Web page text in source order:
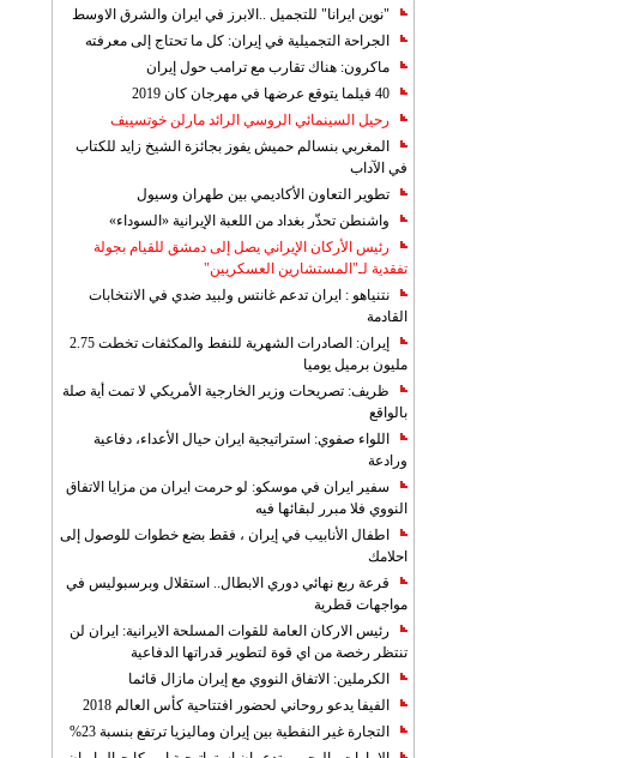
"نوين ايرانا" للتجميل ..الابرز في ايران والشرق الاوسط
الجراحة التجميلية في إيران: كل ما تحتاج إلى معرفته
ماكرون: هناك تقارب مع ترامب حول إيران
40 فيلما يتوقع عرضها في مهرجان كان 2019
رحيل السينمائي الروسي الرائد مارلن خوتسييف
المغربي بنسالم حميش يفوز بجائزة الشيخ زايد للكتاب
في الآداب
تطوير التعاون الأكاديمي بين طهران وسيول
واشنطن تحذّر بغداد من اللعبة الإيرانية «السوداء»
رئيس الأركان الإيراني يصل إلى دمشق للقيام بجولة
تفقدية لـ"المستشارين العسكريين"
نتنياهو : ايران تدعم غانتس ولبيد ضدي في الانتخابات
القادمة
إيران: الصادرات الشهریة للنفط والمكثفات تخطت 2.75
مليون برميل يوميا
ظريف: تصريحات وزير الخارجية الأمريكي لا تمت أية صلة
بالواقع
اللواء صفوي: استراتيجية ايران حيال الأعداء، دفاعية
ورادعة
سفير ايران في موسكو: لو حرمت ايران من مزايا الاتفاق
النووي فلا مبرر لبقائها فيه
اطفال الأنابيب في إيران ، فقط بضع خطوات للوصول إلى
احلامك
قرعة ربع نهائي دوري الابطال.. استقلال وبرسبوليس في
مواجهات قطرية
رئيس الاركان العامة للقوات المسلحة الايرانية: ايران لن
تنتظر رخصة من اي قوة لتطوير قدراتها الدفاعية
الكرملين: الاتفاق النووي مع إيران مازال قائما
الفيفا يدعو روحاني لحضور افتتاحية كأس العالم 2018
التجارة غیر النفطیة بین إیران ومالیزیا ترتفع بنسبة 23%